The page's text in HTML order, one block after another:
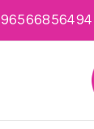
96566856494+